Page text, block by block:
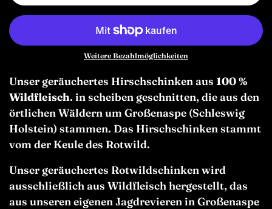
Weitere Bezahlmöglichkeiten
Unser geräuchertes Hirschschinken aus 100 %
Wildfleisch. in scheiben geschnitten, die aus den
örtlichen Wäldern um Großenaspe (Schleswig
Holstein) stammen. Das Hirschschinken stammt
vom der Keule des Rotwild.
Unser geräuchertes Rotwildschinken wird
ausschließlich aus Wildfleisch hergestellt, das
aus unseren eigenen Jagdrevieren in Großenaspe